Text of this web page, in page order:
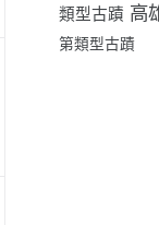
類型古蹟 高
第類型古蹟